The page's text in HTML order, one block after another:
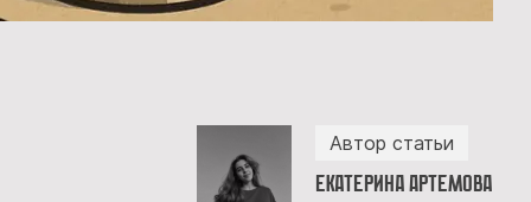
Автор статьи
Екатерина Артемова